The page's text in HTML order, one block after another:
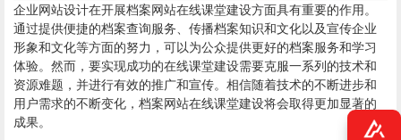
企业网站设计在开展档案网站在线课堂建设方面具有重要的作用。
通过提供便捷的档案查询服务、传播档案知识和文化以及宣传企业
形象和文化等方面的努力，可以为公众提供更好的档案服务和学习
体验。然而，要实现成功的在线课堂建设需要克服一系列的技术和
资源难题，并进行有效的推广和宣传。相信随着技术的不断进步和
用户需求的不断变化，档案网站在线课堂建设将会取得更加显著的
成果。